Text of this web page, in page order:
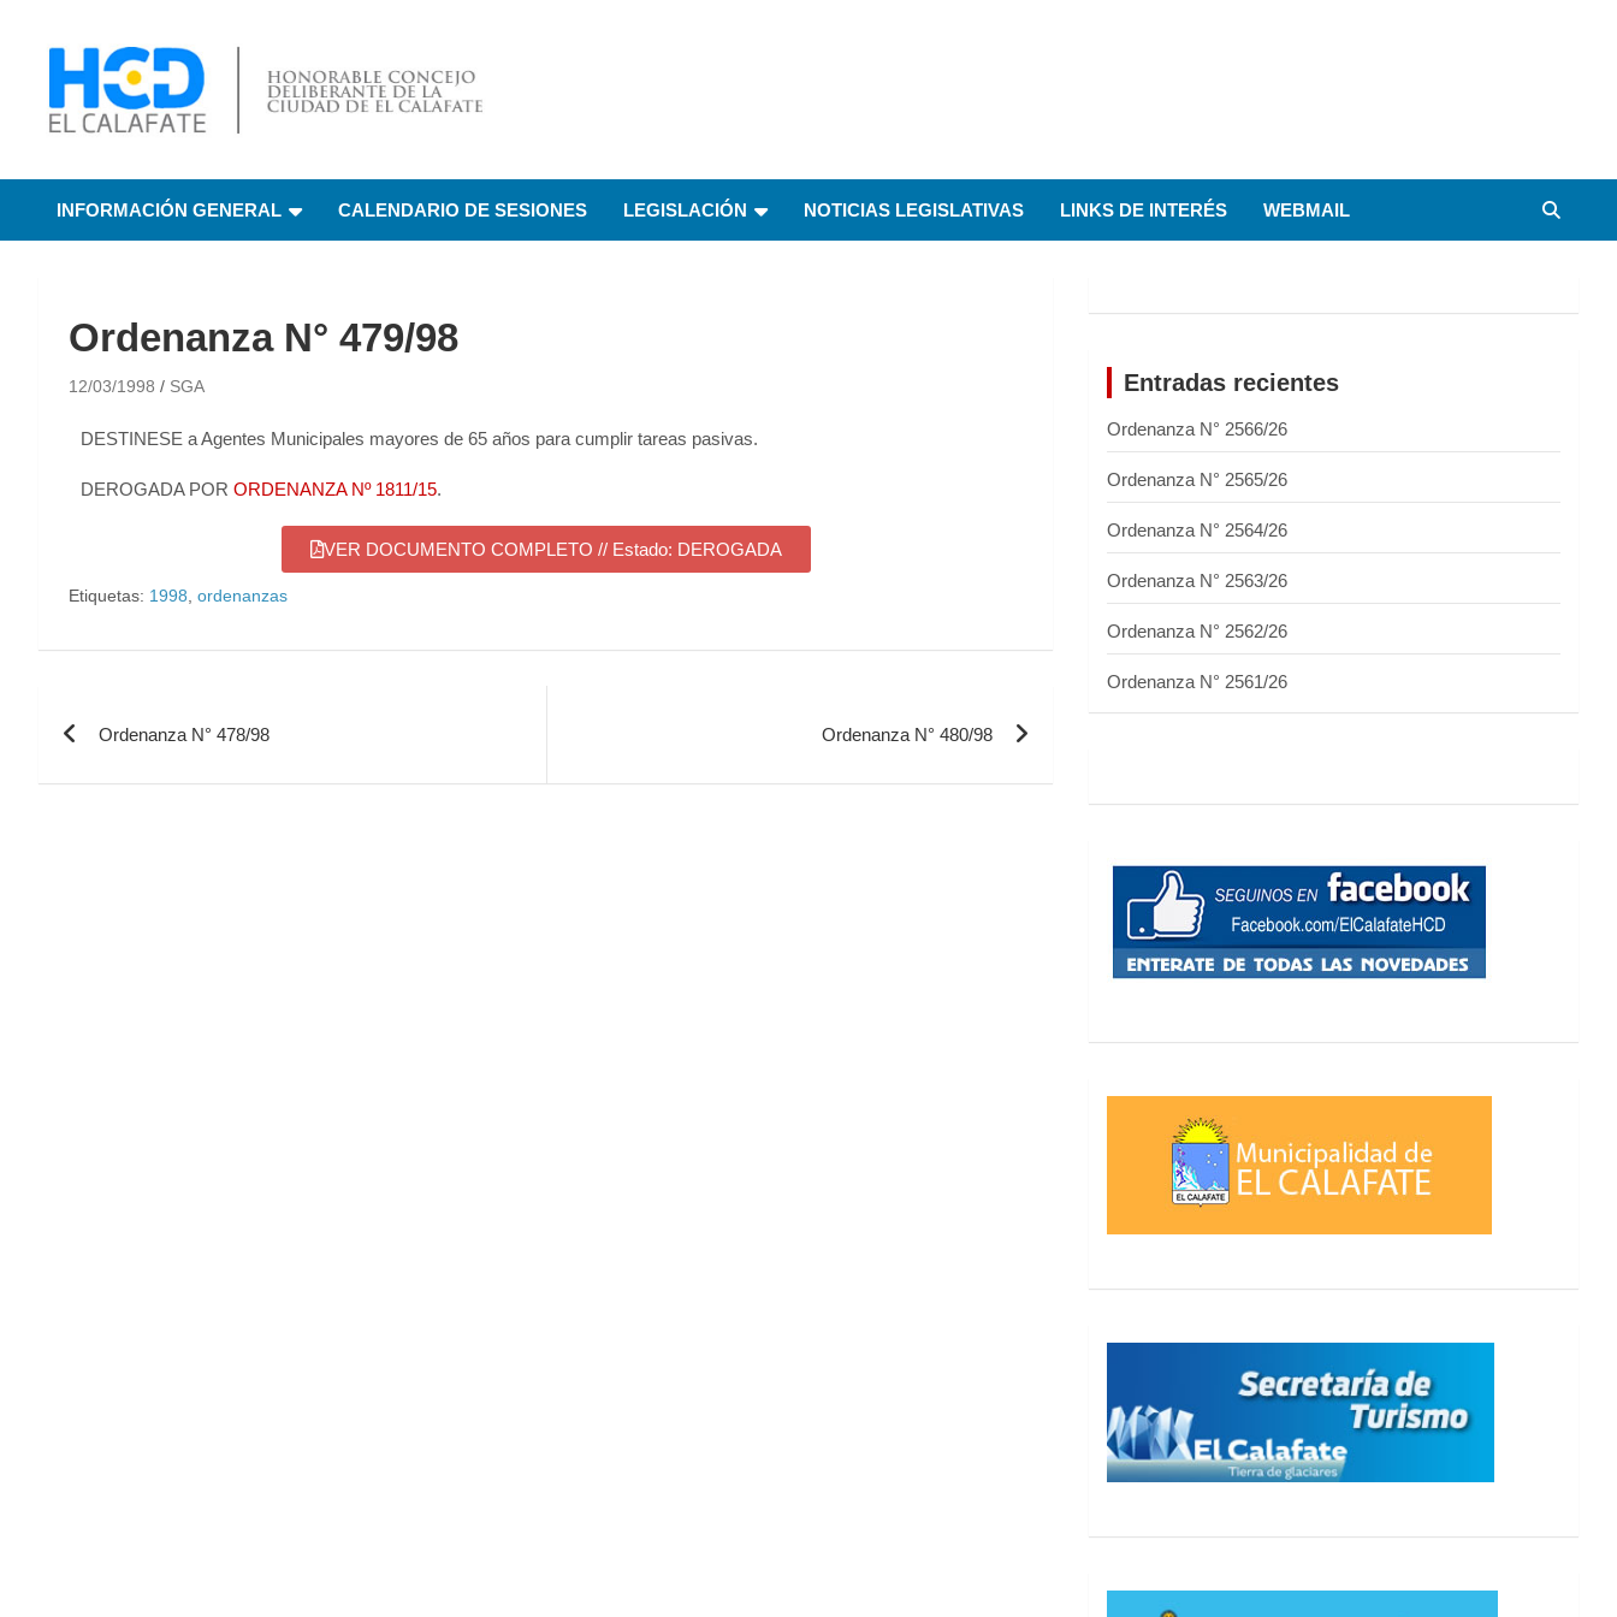
Honorable Concejo
Deliberante de El
INFORMACIÓN GENERAL CALENDARIO DE SESIONES LEGISLACIÓN NOTICIAS LEGISLATIVAS LINKS DE INTERÉS WEBMAIL
Ordenanza N° 479/98
12/03/1998 SGA
DESTINESE a Agentes Municipales mayores de 65 años para cumplir tareas pasivas.
DEROGADA POR ORDENANZA Nº 1811/15.
VER DOCUMENTO COMPLETO // Estado: DEROGADA
Etiquetas: 1998, ordenanzas
Ordenanza N° 478/98 Ordenanza N° 480/98
Entradas recientes
Ordenanza N° 2566/26
Ordenanza N° 2565/26
Ordenanza N° 2564/26
Ordenanza N° 2563/26
Ordenanza N° 2562/26
Ordenanza N° 2561/26